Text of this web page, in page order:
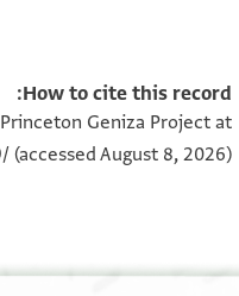
How to cite this record:
Geniza Project at
(accessed August 8, 2026).